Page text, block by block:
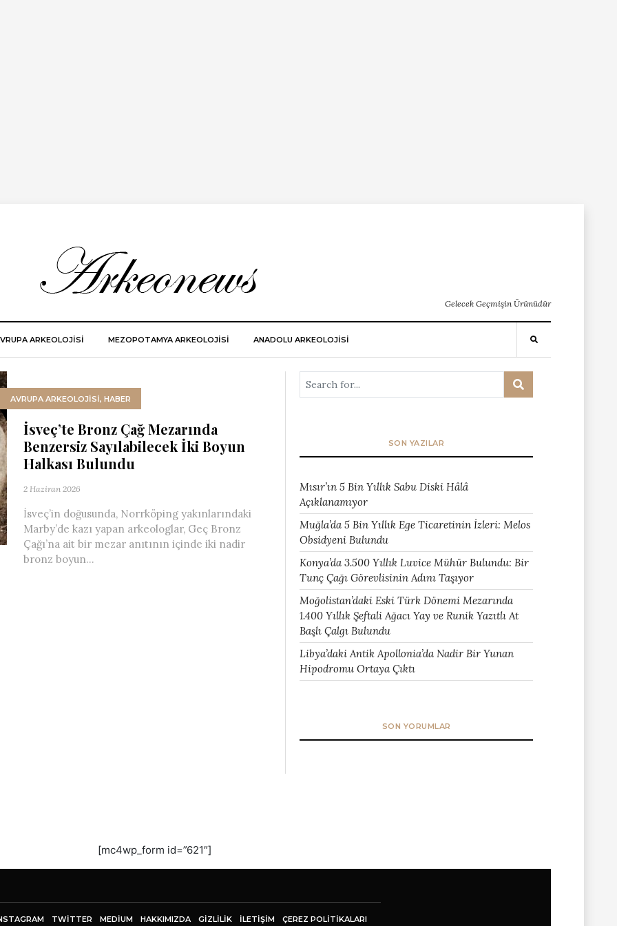
Gelecek Geçmişin Ürünüdür
ARKEOLOJISI MEZOPOTAMYA ARKEOLOJISI ANADOLU ARKEOLOJİSİ
AVRUPA ARKEOLOJISI, HABER
İsveç’te Bronz Çağ Mezarında
Benzersiz Sayılabilecek İki Boyun
Halkası Bulundu
2 Haziran 2026
İsveç’in doğusunda, Norrköping yakınlarındaki
Marby’de kazı yapan arkeologlar, Geç Bronz
Çağı’na ait bir mezar anıtının içinde iki nadir
bronz boyun...
SON YAZILAR
Mısır’ın 5 Bin Yıllık Sabu Diski Hâlâ
Açıklanamıyor
Muğla’da 5 Bin Yıllık Ege Ticaretinin İzleri: Melos
Obsidyeni Bulundu
Konya’da 3.500 Yıllık Luvice Mühür Bulundu: Bir
Tunç Çağı Görevlisinin Adını Taşıyor
Moğolistan’daki Eski Türk Dönemi Mezarında
1.400 Yıllık Şeftali Ağacı Yay ve Runik Yazıtlı At
Başlı Çalgı Bulundu
Libya’daki Antik Apollonia’da Nadir Bir Yunan
Hipodromu Ortaya Çıktı
SON YORUMLAR
[mc4wp_form id=”621″]
TWITTER MEDIUM HAKKIMIZDA GİZLİLİK İLETIŞIM ÇEREZ POLITIKALARI